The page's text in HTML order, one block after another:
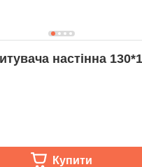
настінна
Купити